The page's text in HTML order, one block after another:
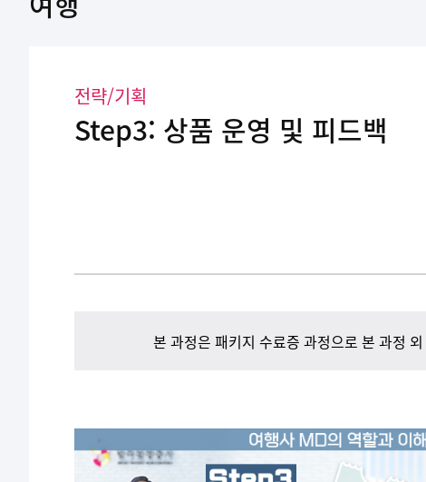
전략/기획
Step3: 상품 운영 및 피드백
본 과정은 패키지 수료증 과정으로 본 과정 외